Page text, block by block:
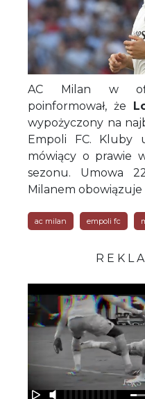
AC Milan w
poinformował, że
wypożyczony na
Empoli FC. Kluby
mówiący o prawie
sezonu. Umowa
Milanem
ac milan empoli fc
R E K L